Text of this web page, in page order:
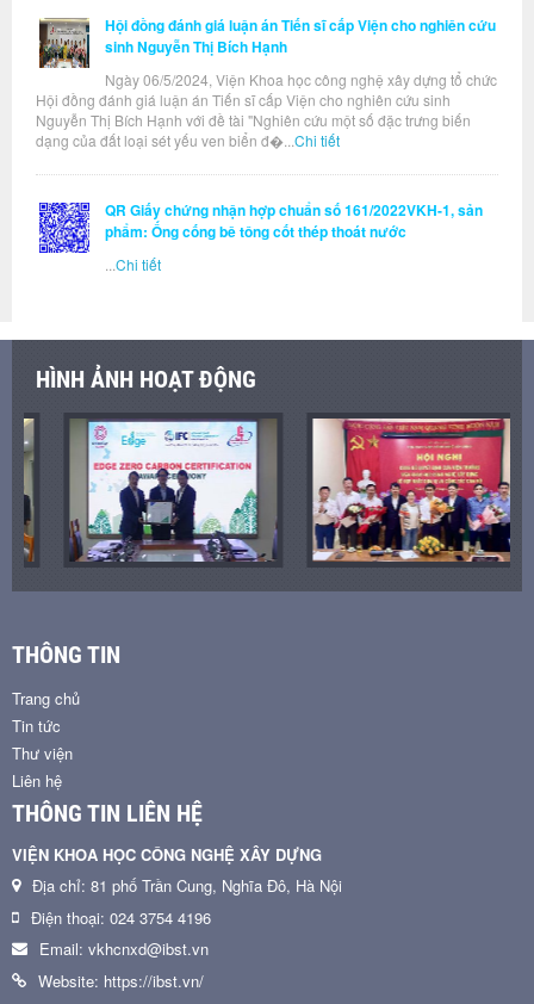
Hội đồng đánh giá luận án Tiến sĩ cấp Viện cho nghiên cứu
sinh Nguyễn Thị Bích Hạnh
Ngày 06/5/2024, Viện Khoa học công nghệ xây dựng tổ chức
Hội đồng đánh giá luận án Tiến sĩ cấp Viện cho nghiên cứu sinh
Nguyễn Thị Bích Hạnh với đề tài "Nghiên cứu một số đặc trưng biến
dạng của đất loại sét yếu ven biển đ�... Chi tiết
QR Giấy chứng nhận hợp chuẩn số 161/2022VKH-1, sản
phẩm: Ống cống bê tông cốt thép thoát nước
Chi tiết
HÌNH ẢNH HOẠT ĐỘNG
THÔNG TIN
Trang chủ
Tin tức
Thư viện
Liên hệ
THÔNG TIN LIÊN HỆ
VIỆN KHOA HỌC CÔNG NGHỆ XÂY DỰNG
Địa chỉ: 81 phố Trần Cung, Nghĩa Đô, Hà Nội
Điện thoại: 024 3754 4196
Email: vkhcnxd@ibst.vn
Website: https://ibst.vn/